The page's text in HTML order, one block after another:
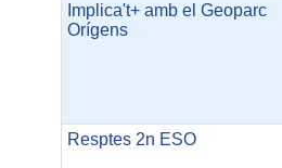
Implica't+ amb el Geoparc
Orígens
Resptes 2n ESO